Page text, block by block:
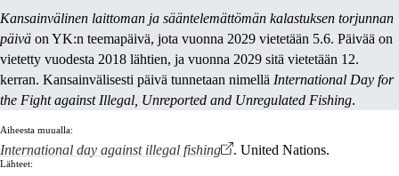
Kansainvälinen laittoman ja sääntelemättömän kalastuksen torjunnan
päivä on YK:n teemapäivä, jota vuonna 2029 vietetään 5.6. Päivää on
vietetty vuodesta 2018 lähtien, ja vuonna 2029 sitä vietetään 12.
kerran. Kansainvälisesti päivä tunnetaan nimellä International Day for
the Fight against Illegal, Unreported and Unregulated Fishing.
Aiheesta muualla:
International day against illegal fishing . United Nations.
Lähteet: